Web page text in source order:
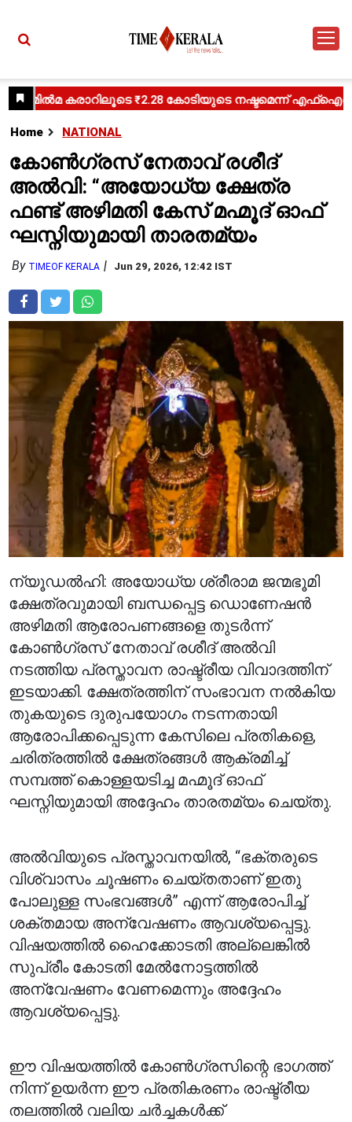
Home NATIONAL
കോൺഗ്രസ് നേതാവ് രശീദ്
അൽവി: “അയോധ്യ ക്ഷേത്ര
ഫണ്ട് അഴിമതി കേസ് മഹ്മൂദ് ഓഫ്
ഘസ്നിയുമായി താരതമ്യം
By TIMEOF KERALA Jun 29, 2026, 12:42 IST
ന്യൂഡൽഹി: അയോധ്യ ശ്രീരാമ ജന്മഭൂമി
ക്ഷേത്രവുമായി ബന്ധപ്പെട്ട ഡൊണേഷൻ
അഴിമതി ആരോപണങ്ങളെ തുടർന്ന്
കോൺഗ്രസ് നേതാവ് രശീദ് അൽവി
നടത്തിയ പ്രസ്താവന രാഷ്ട്രീയ വിവാദത്തിന്
ഇടയാക്കി. ക്ഷേത്രത്തിന് സംഭാവന നൽകിയ
തുകയുടെ ദുരുപയോഗം നടന്നതായി
ആരോപിക്കപ്പെടുന്ന കേസിലെ പ്രതികളെ,
ചരിത്രത്തിൽ ക്ഷേത്രങ്ങൾ ആക്രമിച്ച്
സമ്പത്ത് കൊള്ളയടിച്ച മഹ്മൂദ് ഓഫ്
ഘസ്നിയുമായി അദ്ദേഹം താരതമ്യം ചെയ്തു.
അൽവിയുടെ പ്രസ്താവനയിൽ, “ഭക്തരുടെ
വിശ്വാസം ചൂഷണം ചെയ്തതാണ് ഇതു
പോലുള്ള സംഭവങ്ങൾ” എന്ന് ആരോപിച്ച്
ശക്തമായ അന്വേഷണം ആവശ്യപ്പെട്ടു.
വിഷയത്തിൽ ഹൈക്കോടതി അല്ലെങ്കിൽ
സുപ്രീം കോടതി മേൽനോട്ടത്തിൽ
അന്വേഷണം വേണമെന്നും അദ്ദേഹം
ആവശ്യപ്പെട്ടു.
ഈ വിഷയത്തിൽ കോൺഗ്രസിന്റെ ഭാഗത്ത്
നിന്ന് ഉയർന്ന ഈ പ്രതികരണം രാഷ്ട്രീയ
തലത്തിൽ വലിയ ചർച്ചകൾക്ക്